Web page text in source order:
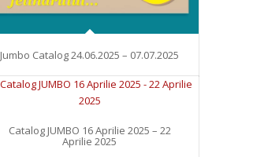
Jumbo Catalog 24.06.2025 – 07.07.2025
Catalog JUMBO 16 Aprilie 2025 – 22
Aprilie 2025